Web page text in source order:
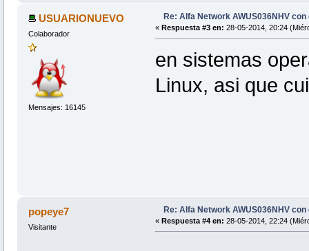
USUARIONUEVO
Colaborador
Mensajes: 16145
Re: Alfa Network AWUS036NHV
« Respuesta #3 en: 28-05-2014, 20:24
en sistemas
Linux, asi que
popeye7
Visitante
Re: Alfa Network AWUS036NHV
« Respuesta #4 en: 28-05-2014, 22:24